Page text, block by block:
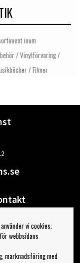
inom
/ Vinylförvaring /
/ Filmer
sida
ut
vi cookies.
webbsidans
marknadsföring med